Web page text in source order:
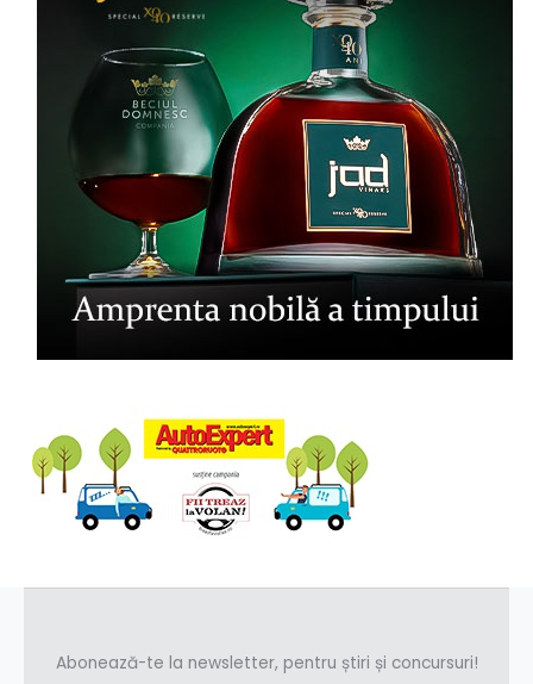
Abonează-te la newsletter, pentru știri și concursuri!